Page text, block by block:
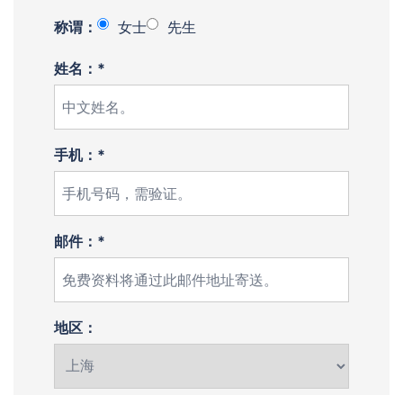
称谓： 女士 先生
姓名：*
手机：*
邮件：*
地区：